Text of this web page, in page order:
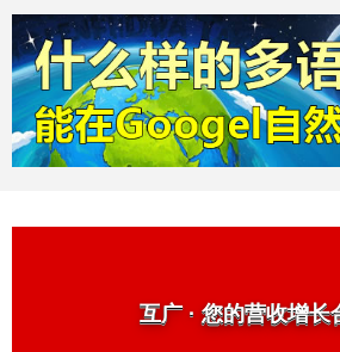
互广 · 您的营收增长